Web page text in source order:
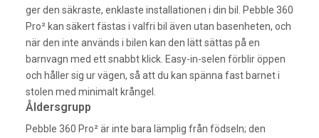
ger den säkraste, enklaste installationen i din bil. Pebble 360
Pro² kan säkert fästas i valfri bil även utan basenheten, och
när den inte används i bilen kan den lätt sättas på en
barnvagn med ett snabbt klick. Easy-in-selen förblir öppen
och håller sig ur vägen, så att du kan spänna fast barnet i
stolen med minimalt krångel.
Åldersgrupp
Pebble 360 Pro² är inte bara lämplig från födseln; den